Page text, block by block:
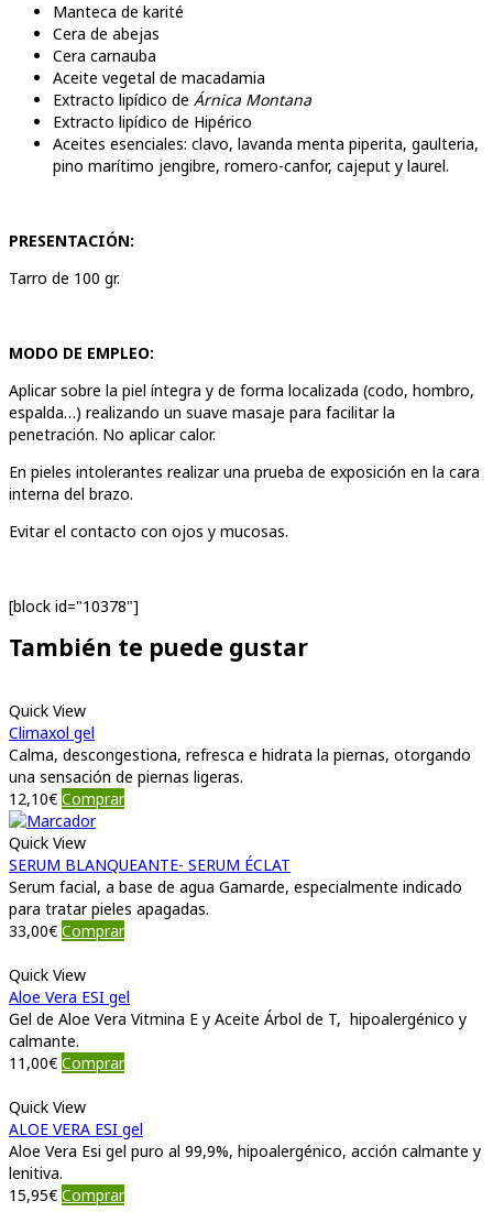
Manteca de karité
Cera de abejas
Cera carnauba
Aceite vegetal de macadamia
Extracto lipídico de Árnica Montana
Extracto lipídico de Hipérico
Aceites esenciales: clavo, lavanda menta piperita, gaulteria,
pino marítimo jengibre, romero-canfor, cajeput y laurel.
PRESENTACIÓN:
Tarro de 100 gr.
MODO DE EMPLEO:
Aplicar sobre la piel íntegra y de forma localizada (codo, hombro,
espalda…) realizando un suave masaje para facilitar la
penetración. No aplicar calor.
En pieles intolerantes realizar una prueba de exposición en la cara
interna del brazo.
Evitar el contacto con ojos y mucosas.
[block id="10378"]
También te puede gustar
Quick View
Climaxol gel
Calma, descongestiona, refresca e hidrata la piernas, otorgando
una sensación de piernas ligeras.
12,10€ Comprar
Quick View
SERUM BLANQUEANTE- SERUM ÉCLAT
Serum facial, a base de agua Gamarde, especialmente indicado
para tratar pieles apagadas.
33,00€ Comprar
Quick View
Aloe Vera ESI gel
Gel de Aloe Vera Vitmina E y Aceite Árbol de T, hipoalergénico y
calmante.
11,00€ Comprar
Quick View
ALOE VERA ESI gel
Aloe Vera Esi gel puro al 99,9%, hipoalergénico, acción calmante y
lenitiva.
15,95€ Comprar